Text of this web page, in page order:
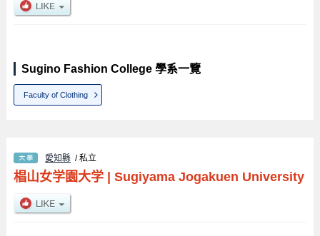
Sugino Fashion College 學系一覽
Faculty of Clothing
愛知縣 / 私立
椙山女学園大学| Sugiyama Jogakuen University